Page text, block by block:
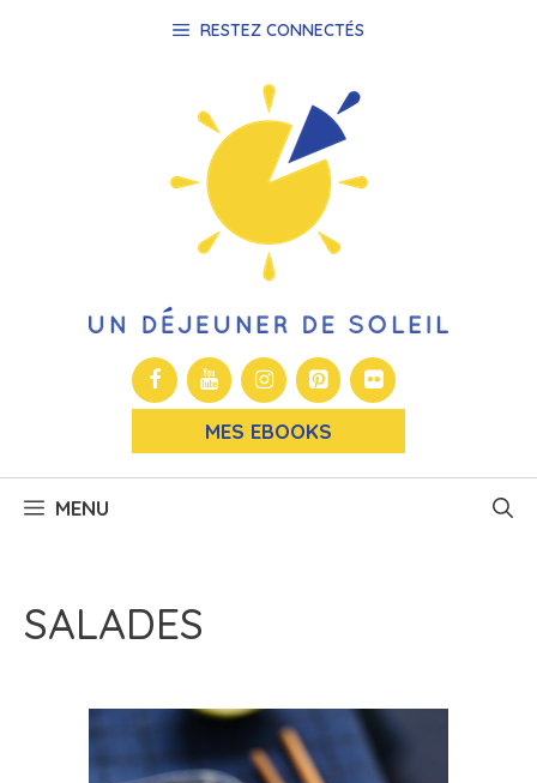
RESTEZ CONNECTÉS
MES EBOOKS
MENU
SALADES